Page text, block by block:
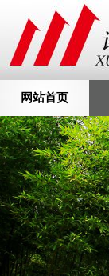
网站首页